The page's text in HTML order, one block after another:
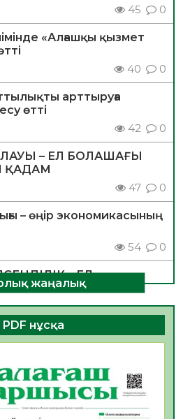
45 0
«Алғашқы қызмет
40 0
арттыруға
өтті
42 0
– ЕЛ БОЛАШАҒЫ
ҚАДАМ
47 0
– өңір экономикасының
54 0
– ЕЛ
52 0
– БОЛАШАҚҚА
ТАҢДАУ
қарсы иммундау
жаңалық
PDF нұсқа